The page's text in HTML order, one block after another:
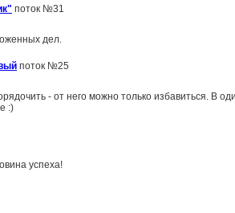
поток №31
дел.
поток №25
- от него можно только избавиться. В
:)
успеха!